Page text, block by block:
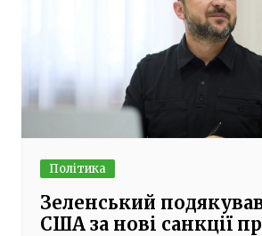
Політика
Зеленський
США за нові санкції